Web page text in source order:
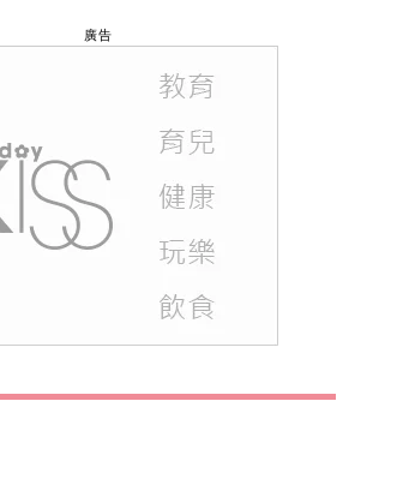
廣告